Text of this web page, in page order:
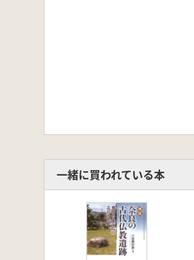
一緒に買われている本